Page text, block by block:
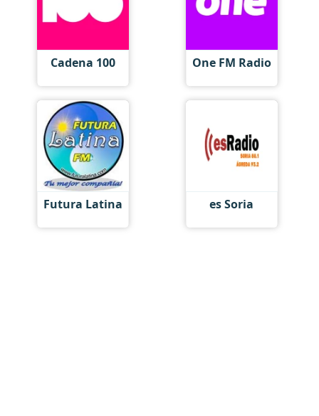
Cadena 100 One FM Radio
Futura Latina es Soria